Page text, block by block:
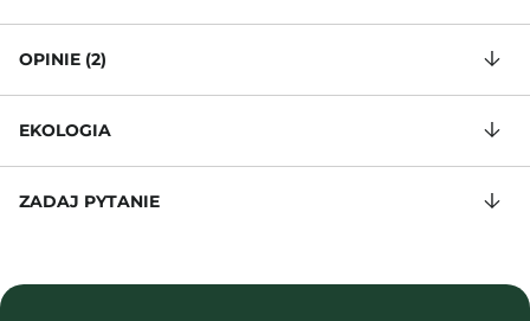
OPINIE (2)
EKOLOGIA
ZADAJ PYTANIE